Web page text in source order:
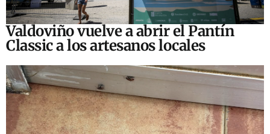
Valdoviño vuelve a abrir el Pantín
Classic a los artesanos locales